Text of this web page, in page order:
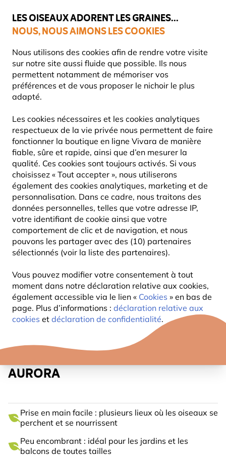
LES OISEAUX ADORENT LES GRAINES...
NOUS, NOUS AIMONS LES COOKIES
Nous utilisons des cookies afin de rendre votre visite
sur notre site aussi fluide que possible. Ils nous
permettent notamment de mémoriser vos
préférences et de vous proposer le nichoir le plus
adapté.
Les cookies nécessaires et les cookies analytiques
respectueux de la vie privée nous permettent de faire
fonctionner la boutique en ligne Vivara de manière
fiable, sûre et rapide, ainsi que d’en mesurer la
qualité. Ces cookies sont toujours activés. Si vous
choisissez « Tout accepter », nous utiliserons
également des cookies analytiques, marketing et de
personnalisation. Dans ce cadre, nous traitons des
données personnelles, telles que votre adresse IP,
votre identifiant de cookie ainsi que votre
comportement de clic et de navigation, et nous
pouvons les partager avec des (10) partenaires
sélectionnés (voir la liste des partenaires).
Vous pouvez modifier votre consentement à tout
moment dans notre déclaration relative aux cookies,
également accessible via le lien « Cookies » en bas de
page. Plus d’informations : déclaration relative aux
cookies et déclaration de confidentialité.
catégories.
Livraison express gratuite dès 59 €
Mangeoires Pour Oiseaux Mangeoires pour des aliments
10% DE RÉDUCTION
MANGEOIRE TRONC D’ARBRE
AURORA
Prise en main facile : plusieurs lieux où les oiseaux se
perchent et se nourrissent
Peu encombrant : idéal pour les jardins et les
balcons de toutes tailles